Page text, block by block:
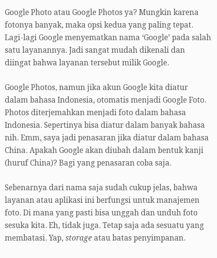
Google Photo atau Google Photos ya? Mungkin karena
fotonya banyak, maka opsi kedua yang paling tepat.
Lagi-lagi Google menyematkan nama ‘Google’ pada salah
satu layanannya. Jadi sangat mudah dikenali dan
diingat bahwa layanan tersebut milik Google.
Google Photos, namun jika akun Google kita diatur
dalam bahasa Indonesia, otomatis menjadi Google Foto.
Photos diterjemahkan menjadi foto dalam bahasa
Indonesia. Sepertinya bisa diatur dalam banyak bahasa
nih. Emm, saya jadi penasaran jika diatur dalam bahasa
China. Apakah Google akan diubah dalam bentuk kanji
(huruf China)? Bagi yang penasaran coba saja.
Sebenarnya dari nama saja sudah cukup jelas, bahwa
layanan atau aplikasi ini berfungsi untuk manajemen
foto. Di mana yang pasti bisa unggah dan unduh foto
sesuka kita. Eh, tidak juga. Tetap saja ada sesuatu yang
membatasi. Yap, storage atau batas penyimpanan.